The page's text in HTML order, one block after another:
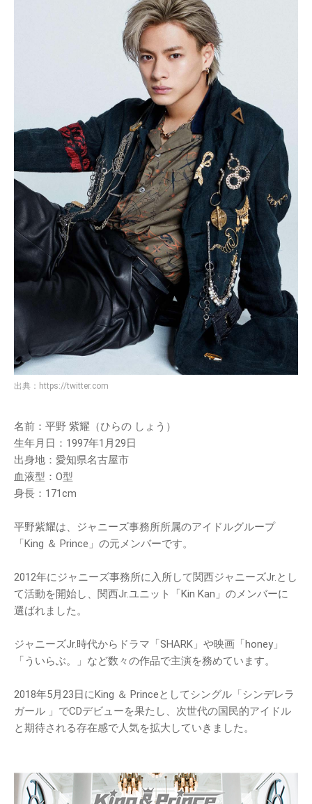
出典： https://twitter.com
名前：平野 紫耀（ひらの しょう）
生年月日：1997年1月29日
出身地：愛知県名古屋市
血液型：O型
身長：171cm
平野紫耀は、ジャニーズ事務所所属のアイドルグループ
「King ＆ Prince」の元メンバーです。
2012年にジャニーズ事務所に入所して関西ジャニーズJr.とし
て活動を開始し、関西Jr.ユニット「Kin Kan」のメンバーに
選ばれました。
ジャニーズJr.時代からドラマ「SHARK」や映画「honey」
「ういらぶ。」など数々の作品で主演を務めています。
2018年5月23日にKing ＆ Princeとしてシングル「シンデレラ
ガール 」でCDデビューを果たし、次世代の国民的アイドル
と期待される存在感で人気を拡大していきました。